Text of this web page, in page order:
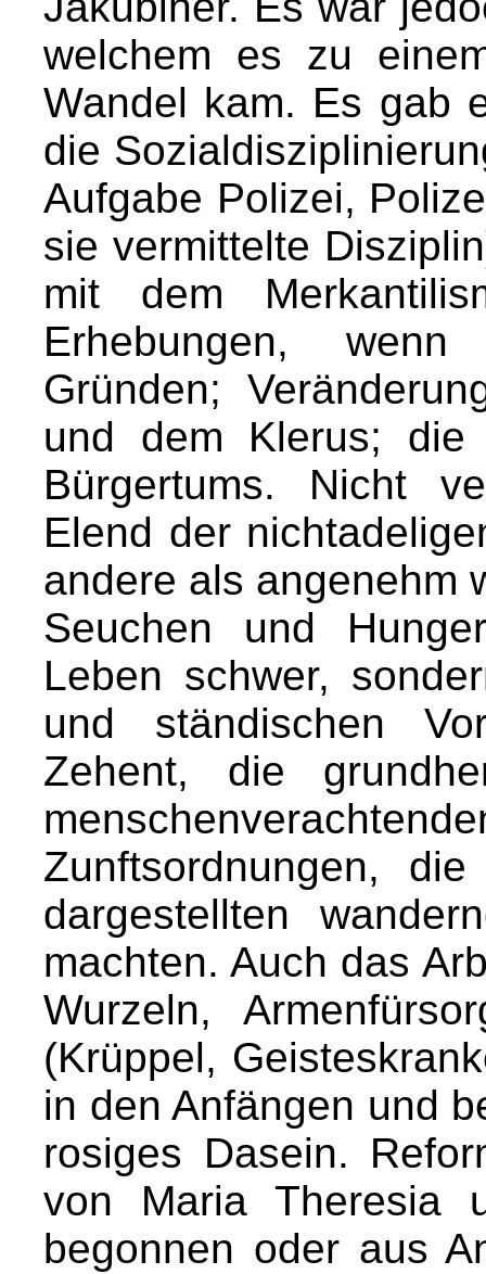
welchem es zu
Wandel kam. Es gab
die
Aufgabe Polizei,
sie vermittelte
mit dem
Erhebungen,
Gründen;
und dem Klerus; die
Bürgertums. Nicht
Elend der
andere als angenehm
Seuchen und
Leben schwer,
und ständischen
Zehent, die
Zunftsordnungen,
dargestellten
machten. Auch das
Wurzeln,
(Krüppel,
in den Anfängen und
rosiges Dasein.
von Maria Theresia
begonnen oder aus